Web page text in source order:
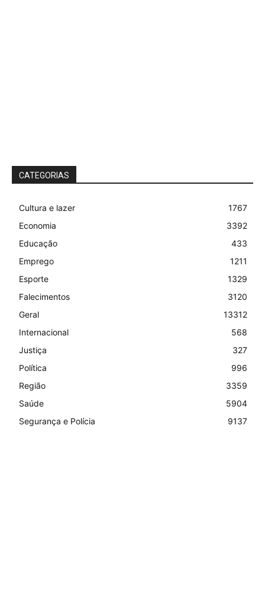
CATEGORIAS
Cultura e lazer
1767
Economia
3392
Educação
433
Emprego
1211
Esporte
1329
Falecimentos
3120
Geral
13312
Internacional
568
Justiça
327
Política
996
Região
3359
Saúde
5904
Segurança e Polícia
9137